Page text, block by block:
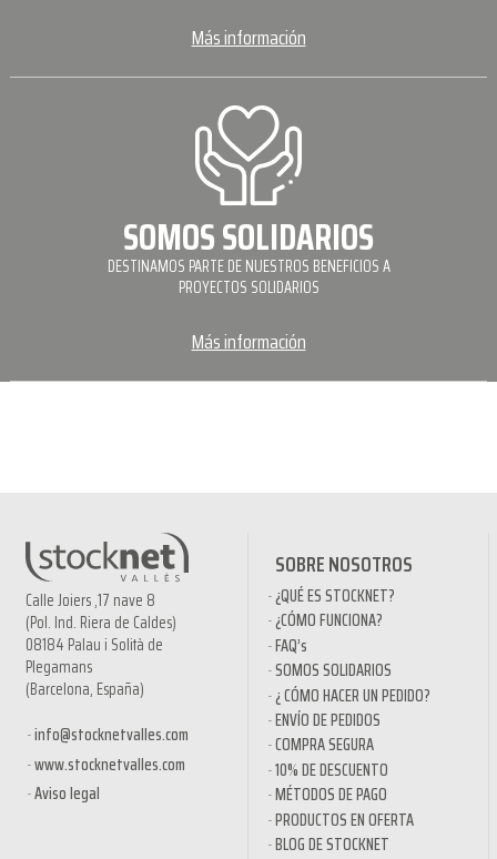
Más información
SOMOS SOLIDARIOS
DESTINAMOS PARTE DE NUESTROS BENEFICIOS A
PROYECTOS SOLIDARIOS
Más información
Calle Joiers ,17 nave 8
(Pol. Ind. Riera de Caldes)
08184 Palau i Solità de
Plegamans
(Barcelona, España)
info@stocknetvalles.com
www.stocknetvalles.com
Aviso legal
SOBRE NOSOTROS
¿QUÉ ES STOCKNET?
¿CÓMO FUNCIONA?
FAQ’s
SOMOS SOLIDARIOS
¿ CÓMO HACER UN PEDIDO?
ENVÍO DE PEDIDOS
COMPRA SEGURA
10% DE DESCUENTO
MÉTODOS DE PAGO
PRODUCTOS EN OFERTA
BLOG DE STOCKNET